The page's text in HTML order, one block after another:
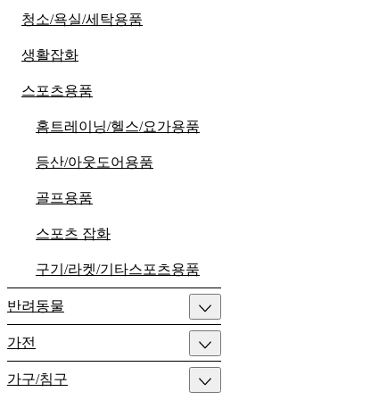
청소/욕실/세탁용품
생활잡화
스포츠용품
홈트레이닝/헬스/요가용품
등산/아웃도어용품
골프용품
스포츠 잡화
구기/라켓/기타스포츠용품
반려동물
가전
가구/침구